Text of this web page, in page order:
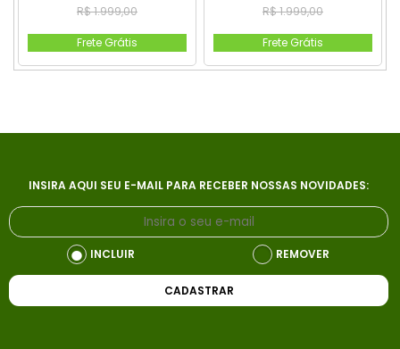
R$ 1.999,00
Frete Grátis
R$ 1.999,00
Frete Grátis
INSIRA AQUI SEU E-MAIL PARA RECEBER NOSSAS NOVIDADES:
INCLUIR REMOVER
CADASTRAR